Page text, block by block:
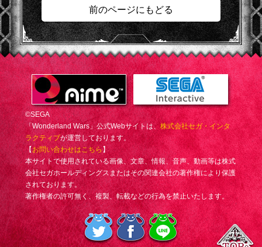
前のページにもどる
©SEGA
「Wonderland Wars」公式Webサイトは、株式会社セガ・インタ
ラクティブが運営しております。
【お問い合わせはこちら】
本サイトで使用されている画像、文章、情報、音声、動画等は株式
会社セガホールディングスまたはその関連会社の著作権により保護
されております。
著作権者の許可無く、複製、転載などの行為を禁止いたします。